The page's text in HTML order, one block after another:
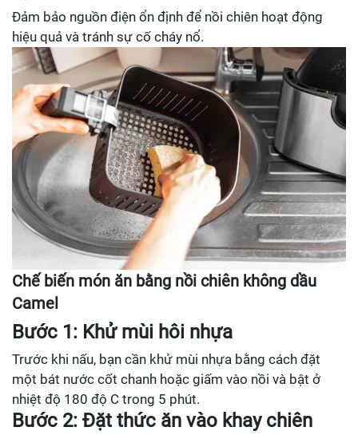
Đảm bảo nguồn điện ổn định để nồi chiên hoạt động
hiệu quả và tránh sự cố cháy nổ.
Chế biến món ăn bằng nồi chiên không dầu
Camel
Bước 1: Khử mùi hôi nhựa
Trước khi nấu, bạn cần khử mùi nhựa bằng cách đặt
một bát nước cốt chanh hoặc giấm vào nồi và bật ở
nhiệt độ 180 độ C trong 5 phút.
Bước 2: Đặt thức ăn vào khay chiên